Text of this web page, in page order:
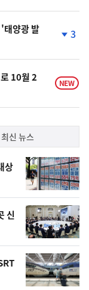
태양광 발
하
락
3
10월 2
NEW
최신 뉴스
상
신